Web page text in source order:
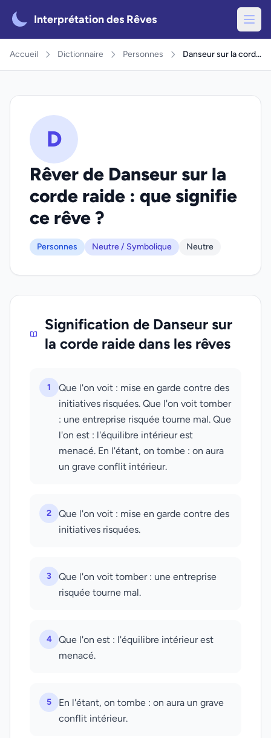
Interprétation des Rêves
Accueil Dictionnaire Personnes Danseur sur la corde raide
D
Rêver de Danseur sur la
corde raide : que signifie
ce rêve ?
Personnes Neutre / Symbolique Neutre
Signification de Danseur sur
la corde raide dans les rêves
1
Que l'on voit : mise en garde contre des
initiatives risquées. Que l'on voit tomber
: une entreprise risquée tourne mal. Que
l'on est : l'équilibre intérieur est
menacé. En l'étant, on tombe : on aura
un grave conflit intérieur.
2
Que l'on voit : mise en garde contre des
initiatives risquées.
3
Que l'on voit tomber : une entreprise
risquée tourne mal.
4
Que l'on est : l'équilibre intérieur est
menacé.
5
En l'étant, on tombe : on aura un grave
conflit intérieur.